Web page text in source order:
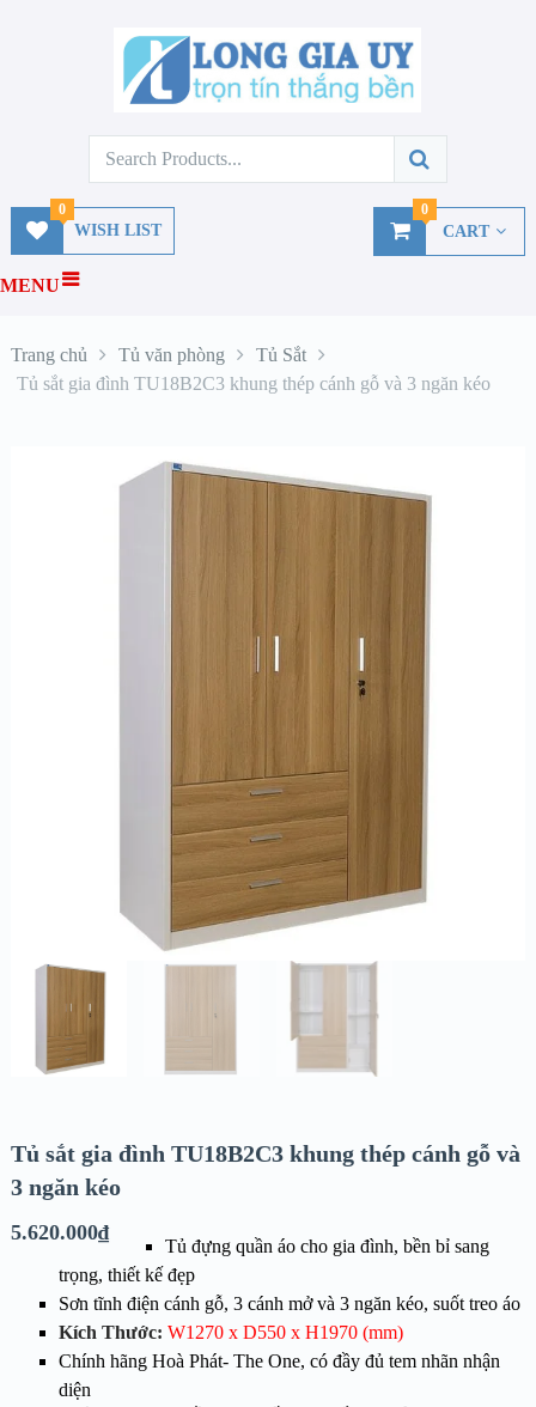
WISH LIST
0
CART
0
MENU
Trang chủ Tủ văn phòng
Tủ Sắt
Tủ sắt gia đình TU18B2C3 khung thép cánh gỗ và 3 ngăn kéo
Tủ sắt gia đình TU18B2C3 khung thép cánh gỗ và
3 ngăn kéo
5.620.000₫
Tủ đựng quần áo cho gia đình, bền bỉ sang
trọng, thiết kế đẹp
Sơn tĩnh điện cánh gỗ, 3 cánh mở và 3 ngăn kéo, suốt treo áo
Kích Thước: W1270 x D550 x H1970 (mm)
Chính hãng Hoà Phát- The One, có đầy đủ tem nhãn nhận
diện